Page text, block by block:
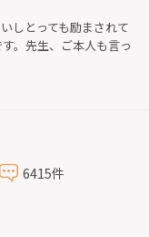
しとっても励まされて
。先生、ご本人も言っ
6415件